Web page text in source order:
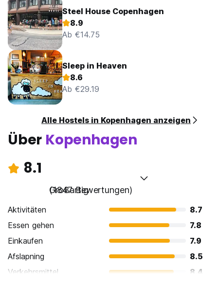
Steel House Copenhagen
8.9
Ab €14.75
Sleep in Heaven
8.6
Ab €29.19
Alle Hostels in Kopenhagen anzeigen
Über Kopenhagen
8.1
Großartig
(1847 Bewertungen)
Aktivitäten
8.7
Essen gehen
7.8
Einkaufen
7.9
Afslapning
8.5
Verkehrsmittel
8.4